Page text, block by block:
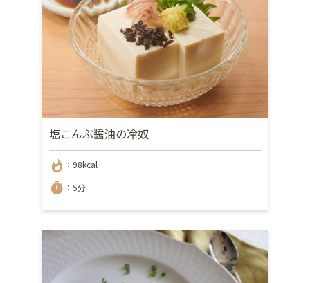
塩こんぶ醤油の冷奴
whatshot ：98kcal
timer ：5分